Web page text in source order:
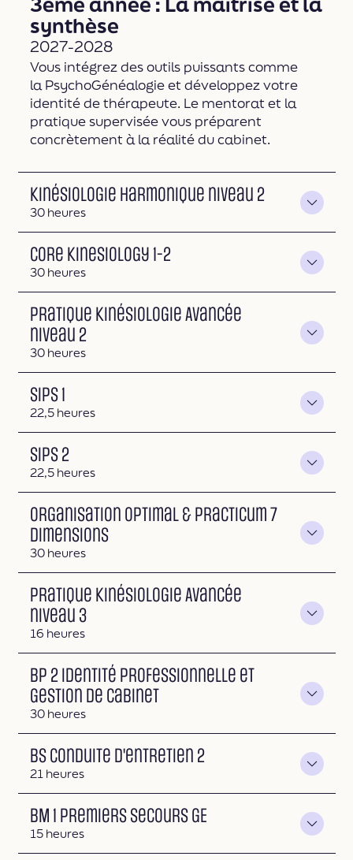
synthèse
2027-2028
Vous intégrez des outils puissants comme
la PsychoGénéalogie et développez votre
identité de thérapeute. Le mentorat et la
pratique supervisée vous préparent
concrètement à la réalité du cabinet.
Kinésiologie Harmonique niveau 2
Durée
30 heures
Core Kinesiology 1-2
Durée
30 heures
Pratique Kinésiologie Avancée
niveau 2
Durée
30 heures
SIPS 1
Durée
22,5 heures
SIPS 2
Durée
22,5 heures
Organisation Optimal & Practicum 7
Dimensions
Durée
30 heures
Pratique Kinésiologie Avancée
niveau 3
Durée
16 heures
BP 2 Identité professionnelle et
Gestion de cabinet
Durée
30 heures
BS Conduite d'entretien 2
Durée
21 heures
BM 1 Premiers secours GE
Durée
15 heures